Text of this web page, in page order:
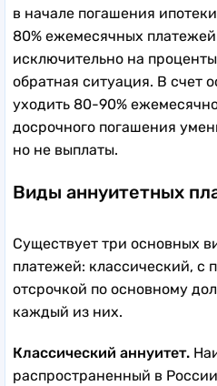
в начале погашения
80% ежемесячных
исключительно на
обратная ситуация. В счет
уходить 80-90%
досрочного погашения
но не выплаты.
Виды аннуитетных
Существует три основных
платежей: классический, с
отсрочкой по основному
каждый из них.
Классический аннуитет.
распространенный в